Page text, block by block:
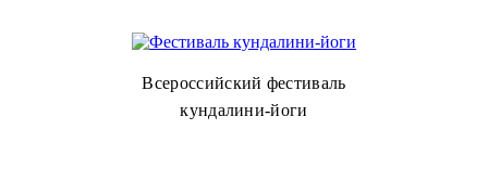
Всероссийский фестиваль
кундалини-йоги